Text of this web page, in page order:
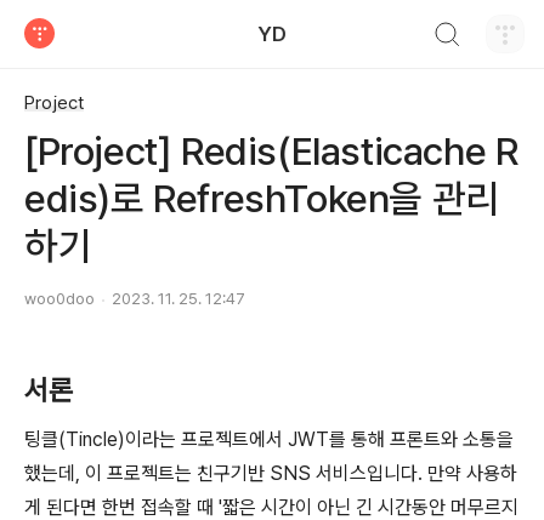
YD
Project
[Project] Redis(Elasticache R
edis)로 RefreshToken을 관리
하기
woo0doo 2023. 11. 25. 12:47
서론
팅클(Tincle)이라는 프로젝트에서 JWT를 통해 프론트와 소통을
했는데, 이 프로젝트는 친구기반 SNS 서비스입니다. 만약 사용하
게 된다면 한번 접속할 때 '짧은 시간이 아닌 긴 시간동안 머무르지